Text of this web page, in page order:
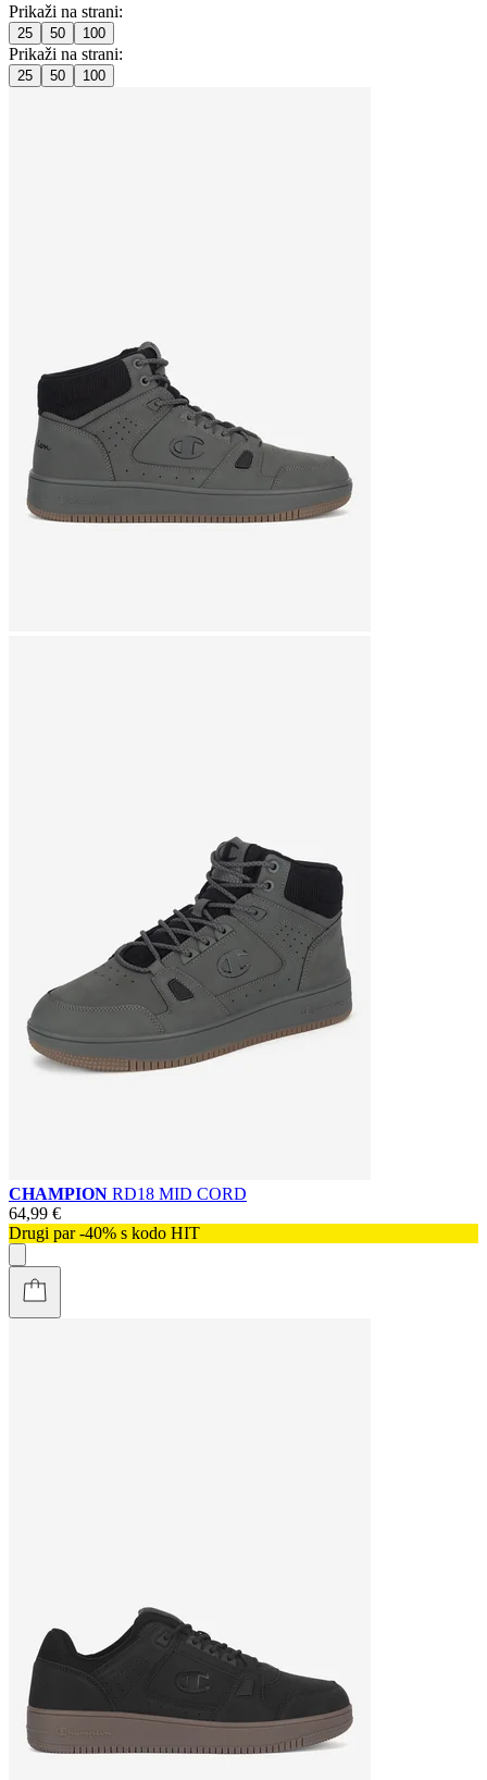
Prikaži na strani:
25 50 100
Prikaži na strani:
25 50 100
CHAMPION RD18 MID CORD
64,99 €
Drugi par -40% s kodo HIT